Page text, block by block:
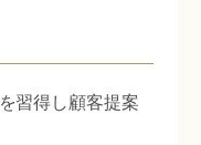
習得し顧客提案